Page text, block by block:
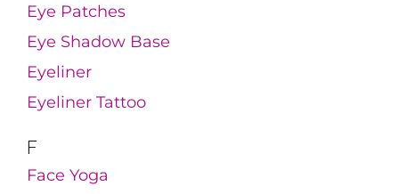
Eye Patches
Eye Shadow Base
Eyeliner
Eyeliner Tattoo
F
Face Yoga